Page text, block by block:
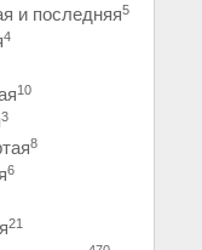
и последняя5
4
10
3
8
6
21